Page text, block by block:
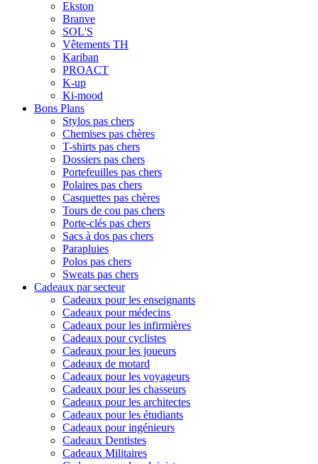
Ekston
Branve
SOL'S
Vêtements TH
Kariban
PROACT
K-up
Ki-mood
Bons Plans
Stylos pas chers
Chemises pas chères
T-shirts pas chers
Dossiers pas chers
Portefeuilles pas chers
Polaires pas chers
Casquettes pas chères
Tours de cou pas chers
Porte-clés pas chers
Sacs à dos pas chers
Parapluies
Polos pas chers
Sweats pas chers
Cadeaux par secteur
Cadeaux pour les enseignants
Cadeaux pour médecins
Cadeaux pour les infirmières
Cadeaux pour cyclistes
Cadeaux pour les joueurs
Cadeaux de motard
Cadeaux pour les voyageurs
Cadeaux pour les chasseurs
Cadeaux pour les architectes
Cadeaux pour les étudiants
Cadeaux pour ingénieurs
Cadeaux Dentistes
Cadeaux Militaires